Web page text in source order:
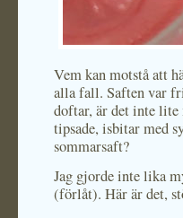
Vem kan motstå att
alla fall. Saften var
doftar, är det inte lite
tipsade, isbitar med
sommarsaft?
Jag gjorde inte lika
(förlåt). Här är det,